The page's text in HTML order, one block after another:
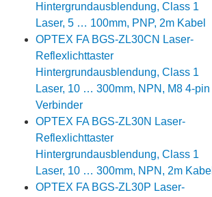
Hintergrundausblendung, Class 1
Laser, 5 … 100mm, PNP, 2m Kabel
OPTEX FA BGS-ZL30CN Laser-
Reflexlichttaster
Hintergrundausblendung, Class 1
Laser, 10 … 300mm, NPN, M8 4-pin
Verbinder
OPTEX FA BGS-ZL30N Laser-
Reflexlichttaster
Hintergrundausblendung, Class 1
Laser, 10 … 300mm, NPN, 2m Kabel
OPTEX FA BGS-ZL30P Laser-